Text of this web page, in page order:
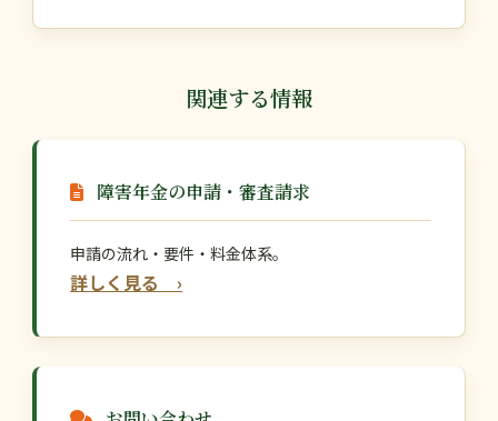
関連する情報
障害年金の申請・審査請求
申請の流れ・要件・料金体系。
詳しく見る ›